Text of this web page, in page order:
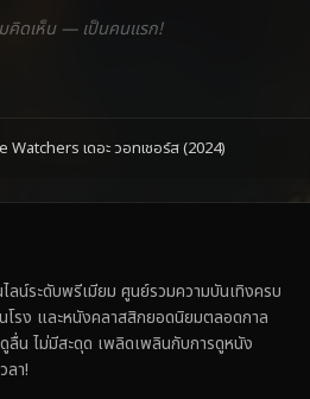
คิดเห็น — เป็นคนแรก!
Watchers เดอะ วอทเชอร์ส (2024)
น์ระดับพรีเมียม ศูนย์รวมความบันเทิงครบ
โรง และหนังคลาสสิกยอดนิยมตลอดกาล
ลื่น ไม่มีสะดุด เพลิดเพลินกับการดูหนัง
ลา!